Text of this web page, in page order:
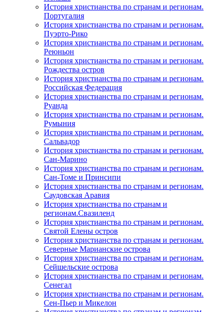
История христианства по странам и регионам.
Португалия
История христианства по странам и регионам.
Пуэрто-Рико
История христианства по странам и регионам.
Реюньон
История христианства по странам и регионам.
Рождества остров
История христианства по странам и регионам.
Российская Федерация
История христианства по странам и регионам.
Руанда
История христианства по странам и регионам.
Румыния
История христианства по странам и регионам.
Сальвадор
История христианства по странам и регионам.
Сан-Марино
История христианства по странам и регионам.
Сан-Томе и Принсипи
История христианства по странам и регионам.
Саудовская Аравия
История христианства по странам и
регионам.Свазиленд
История христианства по странам и регионам.
Святой Елены остров
История христианства по странам и регионам.
Северные Марианские острова
История христианства по странам и регионам.
Сейшельские острова
История христианства по странам и регионам.
Сенегал
История христианства по странам и регионам.
Сен-Пьер и Микелон